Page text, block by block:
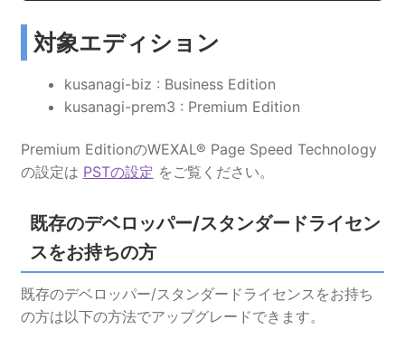
対象エディション
kusanagi-biz : Business Edition
kusanagi-prem3 : Premium Edition
Premium EditionのWEXAL® Page Speed Technology
の設定は PSTの設定 をご覧ください。
既存のデベロッパー/スタンダードライセン
スをお持ちの方
既存のデベロッパー/スタンダードライセンスをお持ち
の方は以下の方法でアップグレードできます。